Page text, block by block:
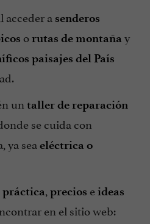
acceder a senderos
o rutas de montaña y
paisajes del País
un taller de reparación
se cuida con
ya sea eléctrica o
, precios eideas
en el sitio web: